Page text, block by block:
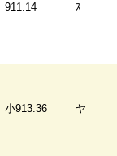
911.14 ｽ
小913.36 ヤ